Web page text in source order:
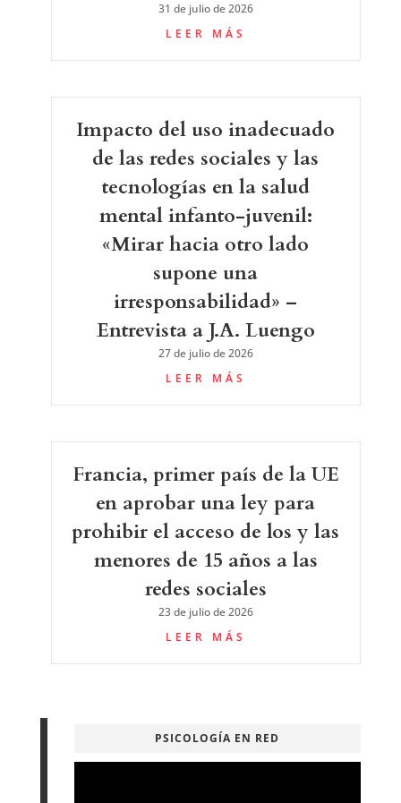
31 de julio de 2026
LEER MÁS
Impacto del uso inadecuado
de las redes sociales y las
tecnologías en la salud
mental infanto-juvenil:
«Mirar hacia otro lado
supone una
irresponsabilidad» –
Entrevista a J.A. Luengo
27 de julio de 2026
LEER MÁS
Francia, primer país de la UE
en aprobar una ley para
prohibir el acceso de los y las
menores de 15 años a las
redes sociales
23 de julio de 2026
LEER MÁS
PSICOLOGÍA EN RED